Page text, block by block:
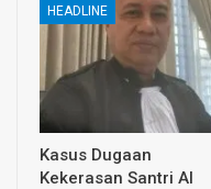
HEADLINE
Kasus Dugaan
Kekerasan Santri Al